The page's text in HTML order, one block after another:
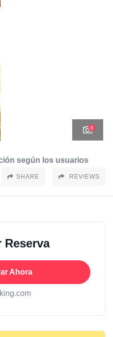
6
según los usuarios
SHARE REVIEWS
Reserva
Ahora